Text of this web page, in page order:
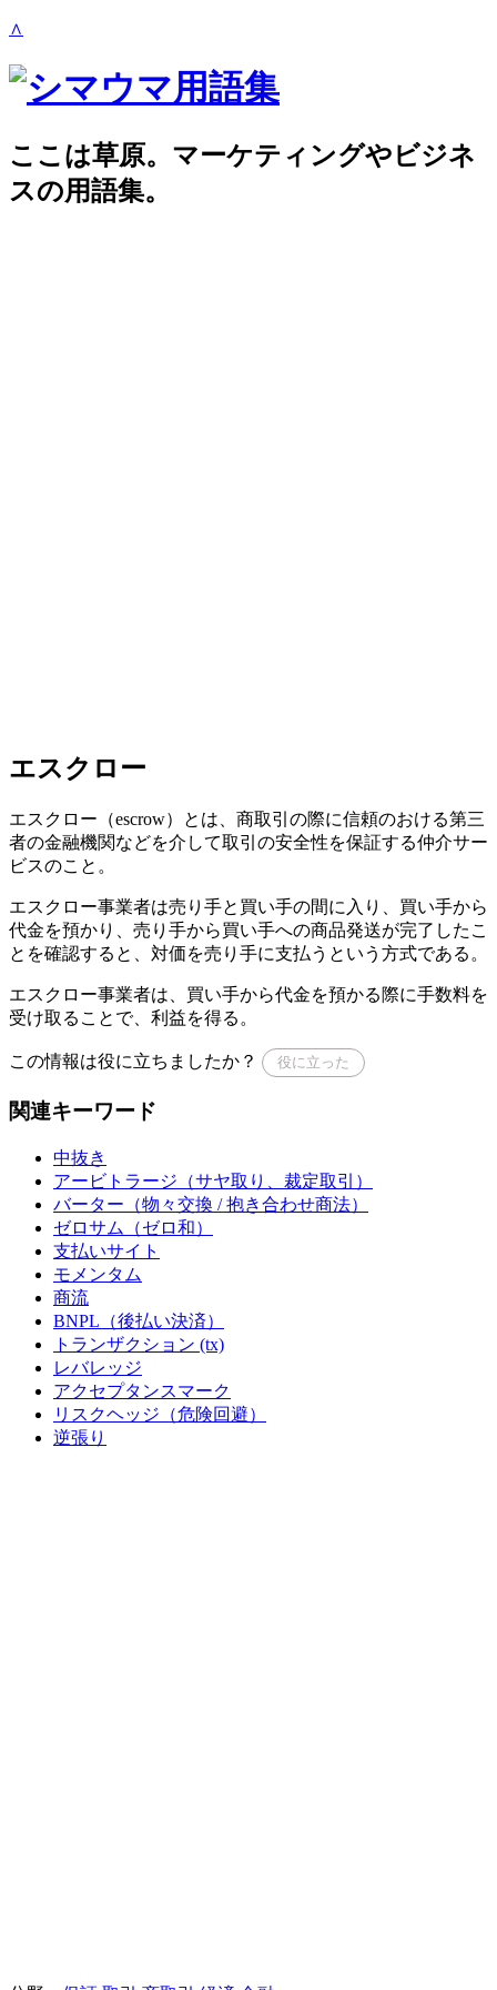
∧
ここは草原。マーケティングやビジネ
スの用語集。
エスクロー
エスクロー（escrow）とは、商取引の際に信頼のおける第三
者の金融機関などを介して取引の安全性を保証する仲介サー
ビスのこと。
エスクロー事業者は売り手と買い手の間に入り、買い手から
代金を預かり、売り手から買い手への商品発送が完了したこ
とを確認すると、対価を売り手に支払うという方式である。
エスクロー事業者は、買い手から代金を預かる際に手数料を
受け取ることで、利益を得る。
この情報は役に立ちましたか？ 役に立った
関連キーワード
中抜き
アービトラージ（サヤ取り、裁定取引）
バーター（物々交換 / 抱き合わせ商法）
ゼロサム（ゼロ和）
支払いサイト
モメンタム
商流
BNPL（後払い決済）
トランザクション (tx)
レバレッジ
アクセプタンスマーク
リスクヘッジ（危険回避）
逆張り